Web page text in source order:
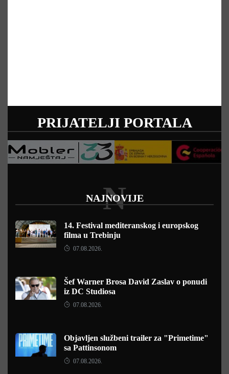
PRIJATELJI PORTALA
NAJNOVIJE
N
14. Festival mediteranskog i europskog
filma u Trebinju
07.08.2026.
Šef Warner Brosa David Zaslav o ponudi
iz DC Studiosa
07.08.2026.
Objavljen službeni trailer za "Primetime"
sa Pattinsonom
07.08.2026.